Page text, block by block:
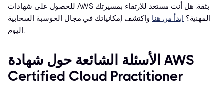
للحصول على شهادات AWS بثقة. هل أنت مستعد للارتقاء بمسيرتك
المهنية؟ ابدأ من هنا واكتشف إمكانياتك في مجال الحوسبة السحابية
اليوم.
الأسئلة الشائعة حول شهادة AWS
Certified Cloud Practitioner